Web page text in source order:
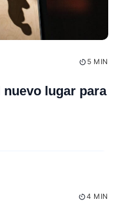
5 MIN
lugar para
4 MIN